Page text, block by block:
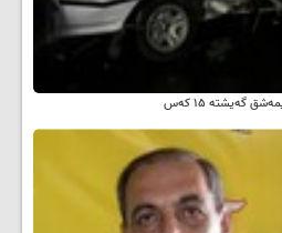
گەیشتە ۱۵ کەس